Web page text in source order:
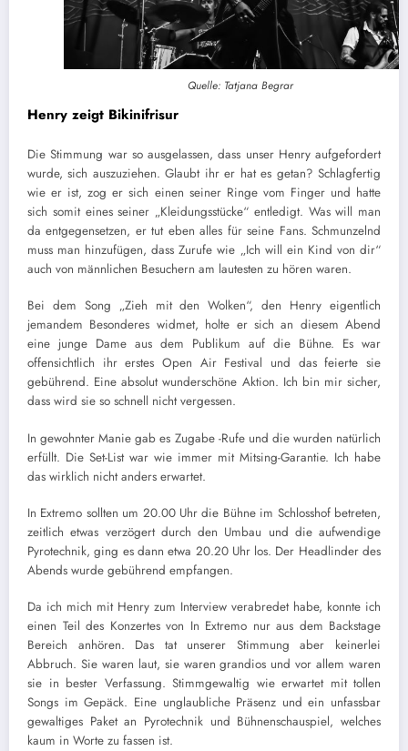
Quelle: Tatjana Begrar
Henry zeigt Bikinifrisur
Die Stimmung war so ausgelassen, dass unser Henry aufgefordert
wurde, sich auszuziehen. Glaubt ihr er hat es getan? Schlagfertig
wie er ist, zog er sich einen seiner Ringe vom Finger und hatte
sich somit eines seiner „Kleidungsstücke“ entledigt. Was will man
da entgegensetzen, er tut eben alles für seine Fans. Schmunzelnd
muss man hinzufügen, dass Zurufe wie „Ich will ein Kind von dir“
auch von männlichen Besuchern am lautesten zu hören waren.
Bei dem Song „Zieh mit den Wolken“, den Henry eigentlich
jemandem Besonderes widmet, holte er sich an diesem Abend
eine junge Dame aus dem Publikum auf die Bühne. Es war
offensichtlich ihr erstes Open Air Festival und das feierte sie
gebührend. Eine absolut wunderschöne Aktion. Ich bin mir sicher,
dass wird sie so schnell nicht vergessen.
In gewohnter Manie gab es Zugabe -Rufe und die wurden natürlich
erfüllt. Die Set-List war wie immer mit Mitsing-Garantie. Ich habe
das wirklich nicht anders erwartet.
In Extremo sollten um 20.00 Uhr die Bühne im Schlosshof betreten,
zeitlich etwas verzögert durch den Umbau und die aufwendige
Pyrotechnik, ging es dann etwa 20.20 Uhr los. Der Headlinder des
Abends wurde gebührend empfangen.
Da ich mich mit Henry zum Interview verabredet habe, konnte ich
einen Teil des Konzertes von In Extremo nur aus dem Backstage
Bereich anhören. Das tat unserer Stimmung aber keinerlei
Abbruch. Sie waren laut, sie waren grandios und vor allem waren
sie in bester Verfassung. Stimmgewaltig wie erwartet mit tollen
Songs im Gepäck. Eine unglaubliche Präsenz und ein unfassbar
gewaltiges Paket an Pyrotechnik und Bühnenschauspiel, welches
kaum in Worte zu fassen ist.